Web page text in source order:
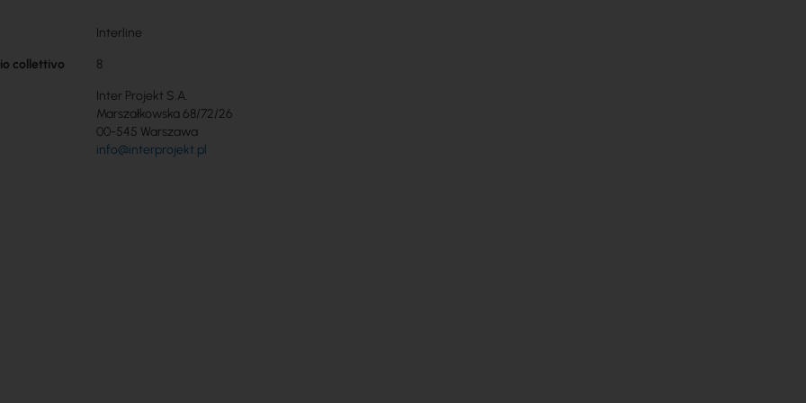
Interline
collettivo 8
Inter Projekt S.A.
Marszałkowska 68/72/26
00-545 Warszawa
info@interprojekt.pl